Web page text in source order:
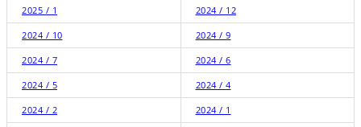
2025 / 1 2024 / 12
2024 / 10 2024 / 9
2024 / 7 2024 / 6
2024 / 5 2024 / 4
2024 / 2 2024 / 1